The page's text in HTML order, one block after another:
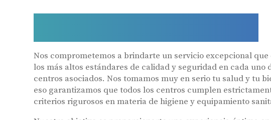
Nos comprometemos a brindarte un servicio excepcional
los más altos estándares de calidad y seguridad en cada uno
centros asociados. Nos tomamos muy en serio tu salud y tu
eso garantizamos que todos los centros cumplen
criterios rigurosos en materia de higiene y equipamiento